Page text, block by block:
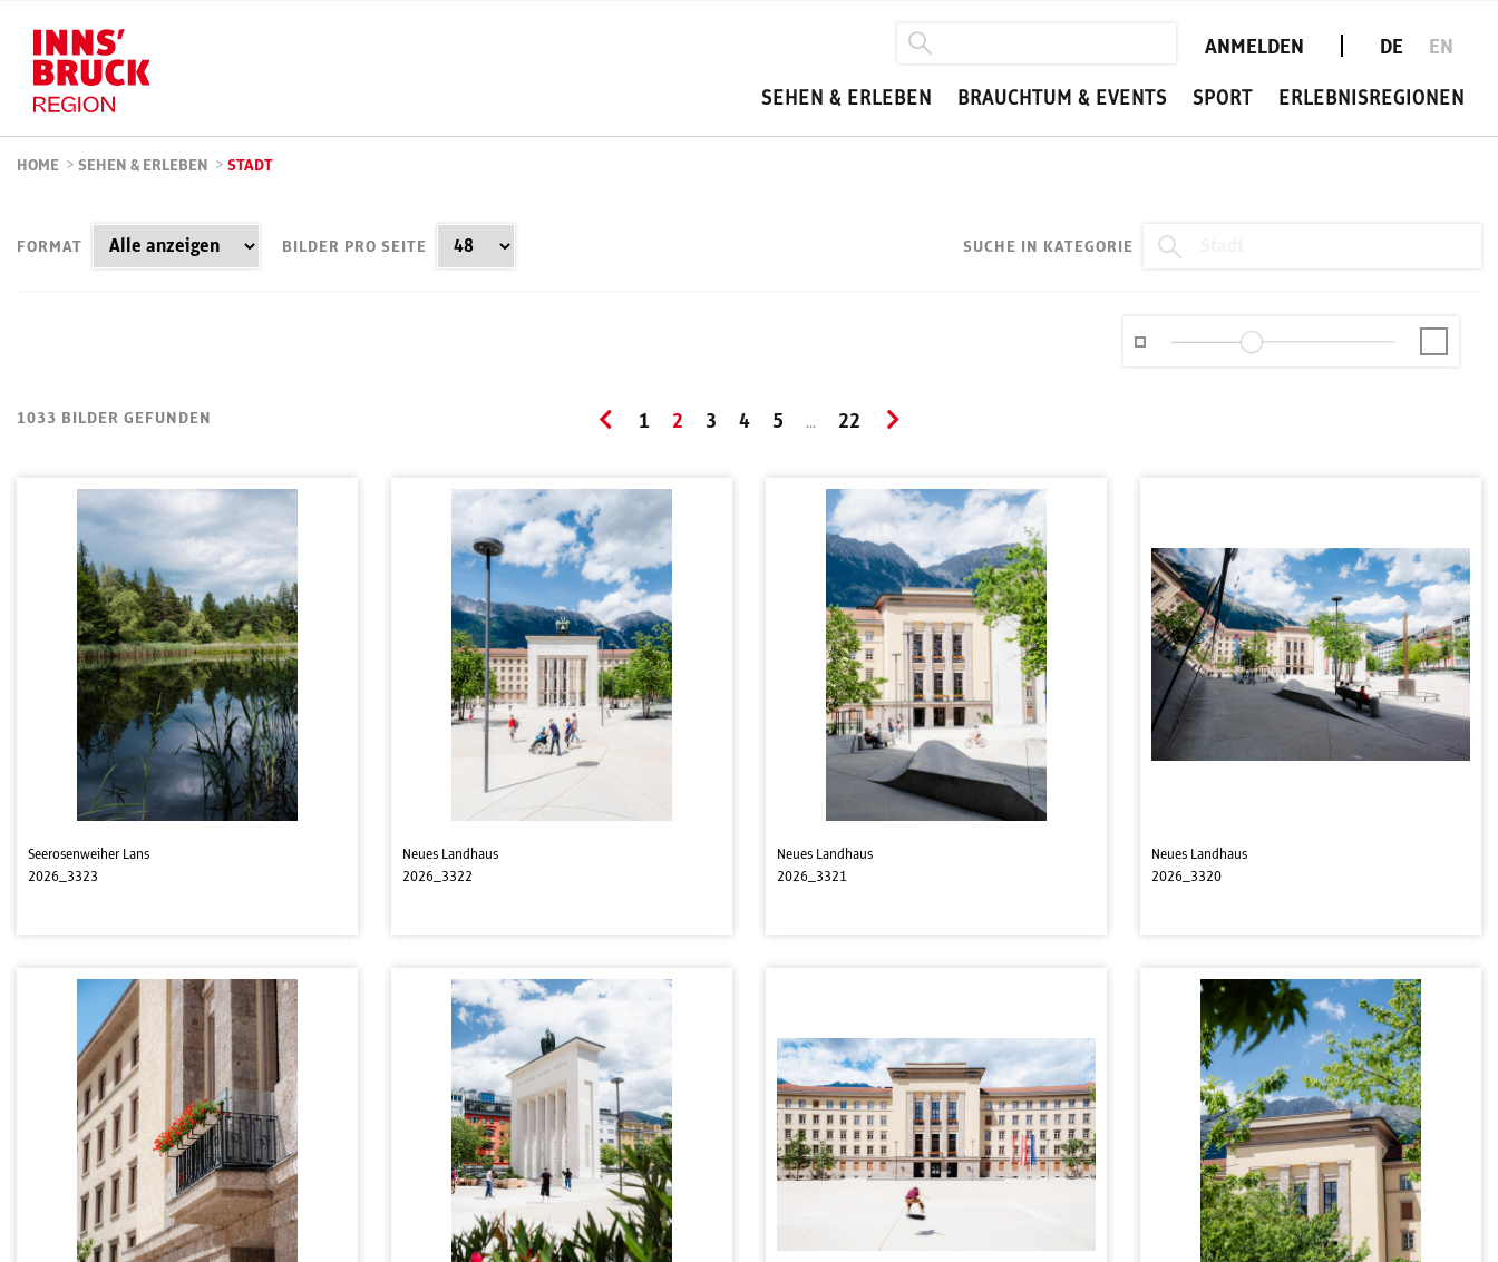
ANMELDEN DE EN
SEHEN & ERLEBEN BRAUCHTUM & EVENTS SPORT ERLEBNISREGIONEN
HOME > SEHEN & ERLEBEN > STADT
SUCHE IN KATEGORIE
FORMAT BILDER PRO SEITE
1033 BILDER GEFUNDEN 1 2 3 4 5 ... 22
Seerosenweiher Lans
2026_3323
Neues Landhaus
2026_3322
Neues Landhaus
2026_3321
Neues Landhaus
2026_3320